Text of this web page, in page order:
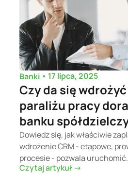
Banki • 17 lipca, 2025
Czy da się
paraliżu pracy
banku
Dowiedz się, jak właściwie
wdrożenie CRM - etapowe,
procesie - pozwala
Czytaj artykuł ->